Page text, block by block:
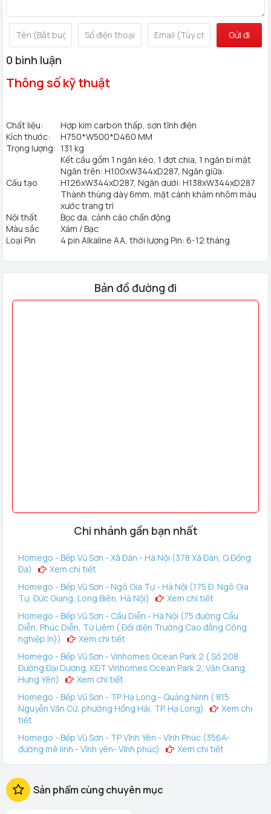
tay và thực hiện lại bước 1.
3/ Mở bằng chìa khẩn cấp:
Bước 1:Mở nắp đậy chìa khẩn cấp, lắp chìa vào và xoay nhẹ
Bước 2:Kéo nhẹ cửa ra. Vì là chìa chống làm giả nên quý
TÍNH NĂNG NỔI TRỘI CỦA KÉT SẮT PHILLIPS SBX701-7B0
131KG
EASY ACCESS:Két sắt trụy nhập không cần chìa khóa cao
VÂN TAY:
Công nghệ vân tay chất bán dẫn cao cấp
TAY NẮM:
Tay nắm không tải trọng nhẹ nhàng mở cửa
APP:Liên kết với app điện thoại quản lý việc mở khóa két
Két sắt Philips SBX701-4B0
có vị trí đặt pin bên trong
nhằm đảm bảo an toàn nên trong trường hợp đã được
đèn cảnh báo sắp cạn nguồn năng lượng mà bạn vẫn chưa
kịp thay thì có thể dùng chìa khoá cơ khẩn cấp để mở ra và
thay pin ở bên trong. Hãy giữ chìa cơ cách cẩn thận và đảm
bảo việc sử dụng pin thuộc dòng Akaline (pin khô) bạn nhé,
có thể tham khảo 2 thương hiệu pin tốt và nổi tiếng là pin
Panasonic và pin Maxwell.
Gửi đi
0 bình luận
Thông số kỹ thuật
Chất liệu:
Hợp kim carbon thấp, sơn tĩnh điện
Kích thước:
H750*W500*D460 MM
Trọng lượng: 131 kg
Cấu tạo
Kết cấu gồm 1 ngăn kéo, 1 đợt chia, 1 ngăn bí mật
Ngăn trên: H100xW344xD287, Ngăn giữa:
H126xW344xD287, Ngăn dưới: H138xW344xD287
Thành thùng dày 6mm, mặt cánh khảm nhôm màu
xước trang trí
Nội thất
Bọc da, cảnh cáo chấn động
Màu sắc
Xám / Bạc
Loại Pin
4 pin Alkaline AA, thời lượng Pin: 6-12 tháng
Bản đồ đường đi
Chi nhánh gần bạn nhất
Homego - Bếp Vũ Sơn - Xã Đàn - Hà Nội (378 Xã Đàn, Q Đống
Đa)
Xem chi tiết
Homego - Bếp Vũ Sơn - Ngô Gia Tự - Hà Nội (175 Đ. Ngô Gia
Tự, Đức Giang, Long Biên, Hà Nội)
Xem chi tiết
Homego - Bếp Vũ Sơn - Cầu Diễn - Hà Nội (75 đường Cầu
Diễn, Phúc Diễn, Từ Liêm ( Đối diện Trường Cao đẳng Công
nghiệp In))
Xem chi tiết
Homego - Bếp Vũ Sơn - Vinhomes Ocean Park 2 ( Số 208
Đường Đại Dương, KĐT Vinhomes Ocean Park 2, Văn Giang,
Hưng Yên)
Xem chi tiết
Homego - Bếp Vũ Sơn - TP Hạ Long - Quảng Ninh ( 815
Nguyễn Văn Cừ, phường Hồng Hải, TP. Hạ Long)
Xem chi
tiết
Homego - Bếp Vũ Sơn - TP Vĩnh Yên - Vĩnh Phúc (356A-
đường mê linh - Vĩnh yên- Vĩnh phúc)
Xem chi tiết
- Vinhomes Ocean Park 3, Văn Giang, Hưng Yên)
chi tiếtSản phẩm cùng chuyên mục